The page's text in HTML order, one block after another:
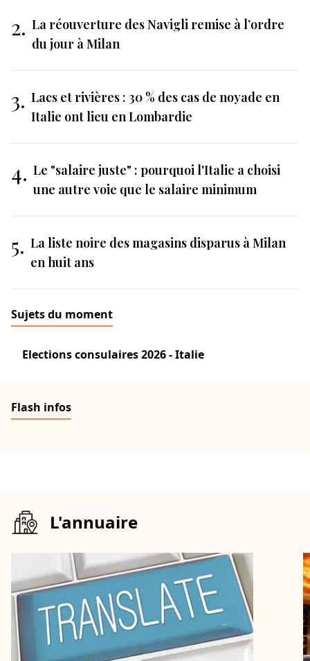
2. La réouverture des Navigli remise à l’ordre
du jour à Milan
3. Lacs et rivières : 30 % des cas de noyade en
Italie ont lieu en Lombardie
4. Le "salaire juste" : pourquoi l'Italie a choisi
une autre voie que le salaire minimum
5. La liste noire des magasins disparus à Milan
en huit ans
Sujets du moment
Elections consulaires 2026 - Italie
Flash infos
L'annuaire